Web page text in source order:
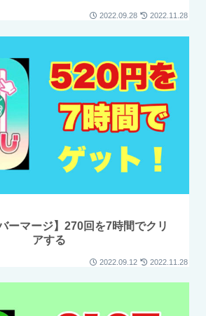
2022.09.28 2022.11.28
ーマージ】270回を7時間でクリ
アする
2022.09.12 2022.11.28